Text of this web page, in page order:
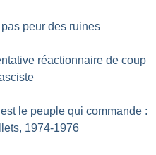
peur des ruines
réactionnaire de coup
le peuple qui commande :
1974-1976